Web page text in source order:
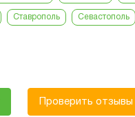
Ставрополь Севастополь
Проверить отзывы